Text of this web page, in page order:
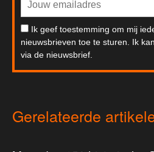
Ik geef toestemming om mij
nieuwsbrieven toe te sturen. Ik
via de nieuwsbrief.
Gerelateerde